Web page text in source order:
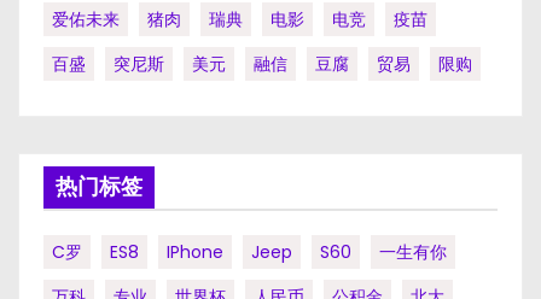
爱佑未来
猪肉 瑞典 电影 电竞
疫苗
百盛
突尼斯 美元 融信 豆腐 贸易 限购
热门标签
C罗 ES8 IPhone Jeep S60
一生有你